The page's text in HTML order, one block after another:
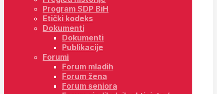
Program SDP BiH
Etički kodeks
Dokumenti
Dokumenti
Publikacije
Forumi
Forum mladih
Forum žena
Forum seniora